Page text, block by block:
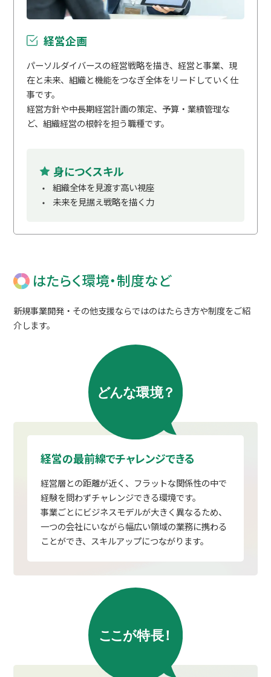
経営企画
パーソルダイバースの経営戦略を描き、経営と事業、現
在と未来、組織と機能をつなぎ全体をリードしていく仕
事です。
経営方針や中長期経営計画の策定、予算・業績管理な
ど、組織経営の根幹を担う職種です。
身につくスキル
組織全体を見渡す高い視座
未来を見据え戦略を描く力
はたらく環境・制度など
新規事業開発・その他支援ならではのはたらき方や制度をご紹
介します。
経営の最前線でチャレンジできる
経営層との距離が近く、フラットな関係性の中で
経験を問わずチャレンジできる環境です。
事業ごとにビジネスモデルが大きく異なるため、
一つの会社にいながら幅広い領域の業務に携わる
ことができ、スキルアップにつながります。